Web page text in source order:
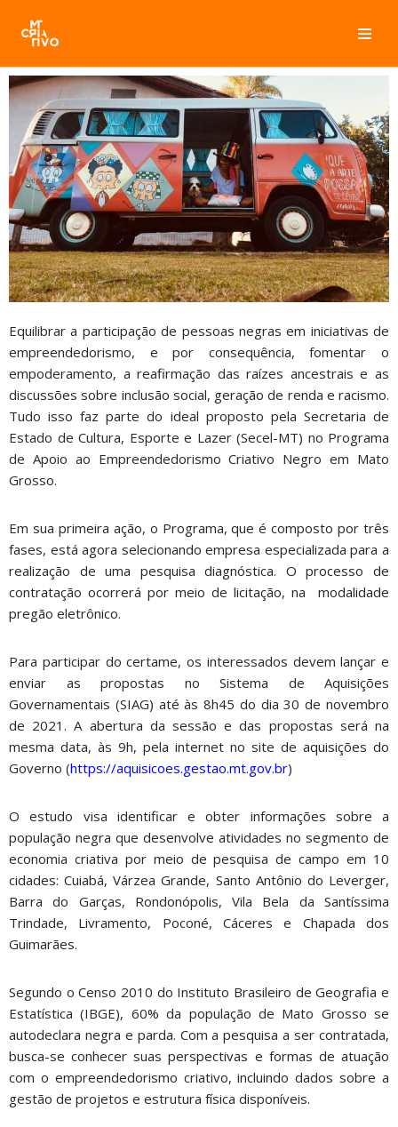
Pular
para
o
conteúdo
Equilibrar a participação de pessoas negras em iniciativas de
empreendedorismo, e por consequência, fomentar o
empoderamento, a reafirmação das raízes ancestrais e as
discussões sobre inclusão social, geração de renda e racismo.
Tudo isso faz parte do ideal proposto pela Secretaria de
Estado de Cultura, Esporte e Lazer (Secel-MT) no Programa
de Apoio ao Empreendedorismo Criativo Negro em Mato
Grosso.
Em sua primeira ação, o Programa, que é composto por três
fases, está agora selecionando empresa especializada para a
realização de uma pesquisa diagnóstica. O processo de
contratação ocorrerá por meio de licitação, na modalidade
pregão eletrônico.
Para participar do certame, os interessados devem lançar e
enviar as propostas no Sistema de Aquisições
Governamentais (SIAG) até às 8h45 do dia 30 de novembro
de 2021. A abertura da sessão e das propostas será na
mesma data, às 9h, pela internet no site de aquisições do
Governo (https://aquisicoes.gestao.mt.gov.br)
O estudo visa identificar e obter informações sobre a
população negra que desenvolve atividades no segmento de
economia criativa por meio de pesquisa de campo em 10
cidades: Cuiabá, Várzea Grande, Santo Antônio do Leverger,
Barra do Garças, Rondonópolis, Vila Bela da Santíssima
Trindade, Livramento, Poconé, Cáceres e Chapada dos
Guimarães.
Segundo o Censo 2010 do Instituto Brasileiro de Geografia e
Estatística (IBGE), 60% da população de Mato Grosso se
autodeclara negra e parda. Com a pesquisa a ser contratada,
busca-se conhecer suas perspectivas e formas de atuação
com o empreendedorismo criativo, incluindo dados sobre a
gestão de projetos e estrutura física disponíveis.